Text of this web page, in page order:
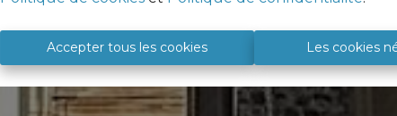
Accepter tous les cookies Les cookies